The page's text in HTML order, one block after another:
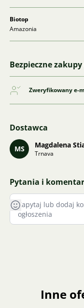
Biotop
Amazonia
Bezpieczne
Zweryfikowany e-
Dostawca
MS Magdalena
Trnava
Pytania i
Inne